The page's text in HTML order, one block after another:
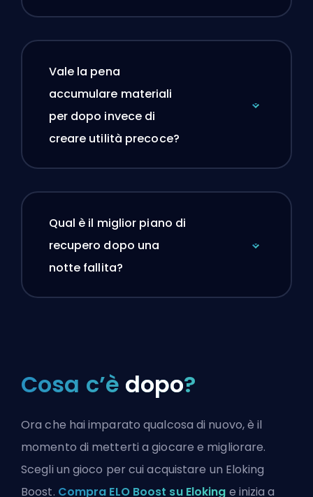
Vale la pena
accumulare materiali
per dopo invece di
creare utilità precoce?
Qual è il miglior piano di
recupero dopo una
notte fallita?
Cosa c’è dopo?
Ora che hai imparato qualcosa di nuovo, è il
momento di metterti a giocare e migliorare.
Scegli un gioco per cui acquistare un Eloking
Boost. Compra ELO Boost su Eloking e inizia a